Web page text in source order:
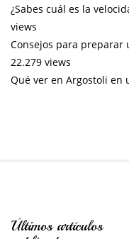
¿Sabes cuál es la
views
Consejos para preparar
22.279 views
Qué ver en Argostoli en
Últimos artículos